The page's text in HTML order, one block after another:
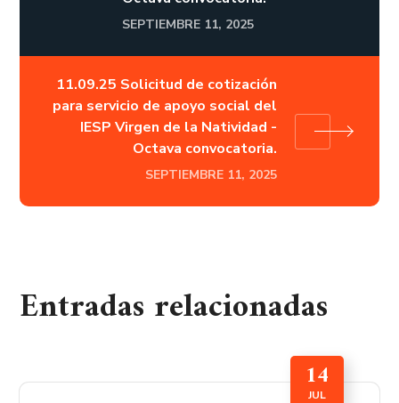
SEPTIEMBRE 11, 2025
11.09.25 Solicitud de cotización
para servicio de apoyo social del
IESP Virgen de la Natividad -
Octava convocatoria.
SEPTIEMBRE 11, 2025
Entradas relacionadas
14
JUL